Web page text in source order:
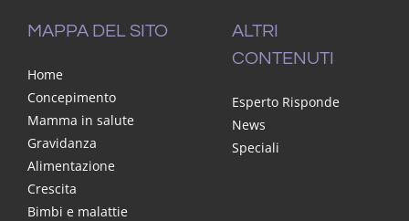
MAPPA DEL SITO
Home
Concepimento
Mamma in salute
Gravidanza
Alimentazione
Crescita
Bimbi e malattie
ALTRI
CONTENUTI
Esperto Risponde
News
Speciali